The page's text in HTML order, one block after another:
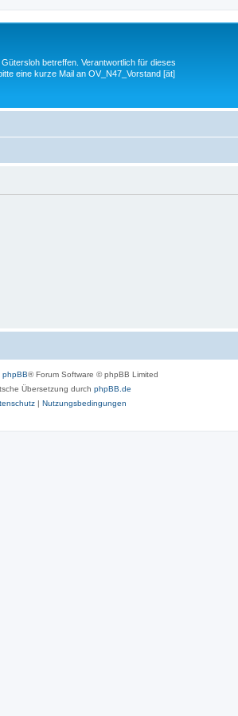
betreffen. Verantwortlich für dieses
eine kurze Mail an OV_N47_Vorstand [ät]
phpBB® Forum Software © phpBB Limited
Übersetzung durch phpBB.de
| Nutzungsbedingungen